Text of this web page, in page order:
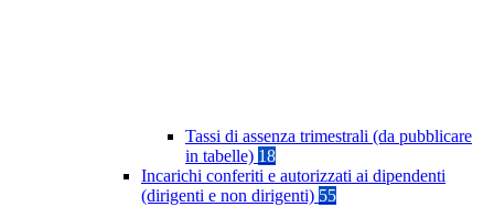
Tassi di assenza trimestrali (da pubblicare
in tabelle) 18
Incarichi conferiti e autorizzati ai dipendenti
(dirigenti e non dirigenti) 55